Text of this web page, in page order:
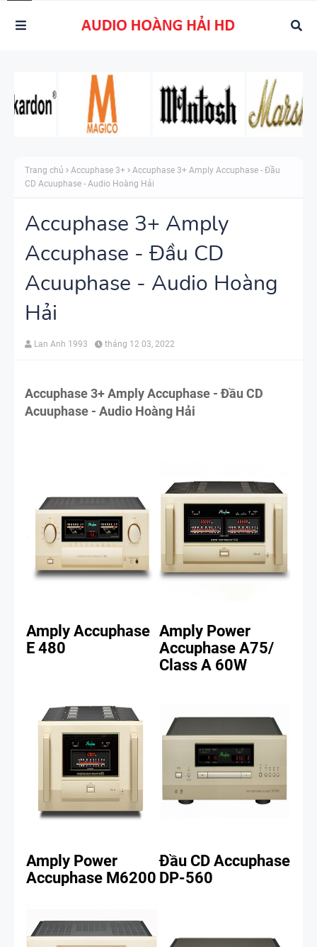
Trang chủ Accuphase 3+
Accuphase 3+ Amply Accuphase - Đầu
CD Acuuphase - Audio Hoàng Hải
Accuphase 3+ Amply
Accuphase - Đầu CD
Acuuphase - Audio Hoàng
Hải
Lan Anh 1993 tháng 12 03, 2022
Accuphase 3+ Amply Accuphase - Đầu CD
Acuuphase - Audio Hoàng Hải
Amply Accuphase
E 480
Amply Power
Accuphase A75/
Class A 60W
Amply Power
Accuphase M6200
Đầu CD Accuphase
DP-560